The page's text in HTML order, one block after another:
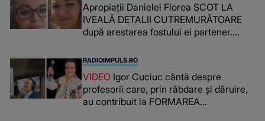
Apropiații Danielei Florea SCOT LA
IVEALĂ DETALII CUTREMURĂTOARE
după arestarea fostului ei partener.
românca ucisă în Italia și ascunsă în
lada unui pat: " Îmi pare rău că nu am
reușit să fac mai mult pentru ea și..."
RADIOIMPULS.RO
VIDEO Igor Cuciuc cântă despre
profesorii care, prin răbdare și dăruire,
au contribuit la FORMAREA